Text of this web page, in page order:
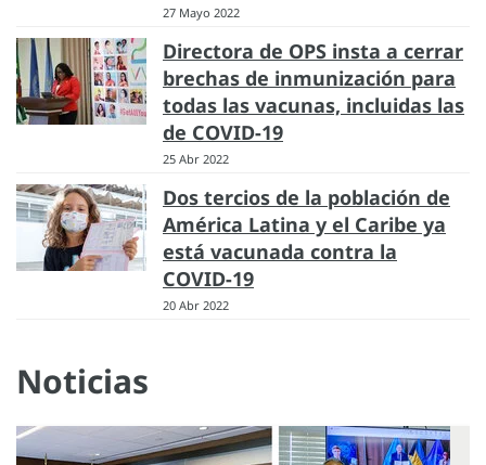
27 Mayo 2022
Directora de OPS insta a cerrar
brechas de inmunización para
todas las vacunas, incluidas las
de COVID-19
25 Abr 2022
Dos tercios de la población de
América Latina y el Caribe ya
está vacunada contra la
COVID-19
20 Abr 2022
Noticias